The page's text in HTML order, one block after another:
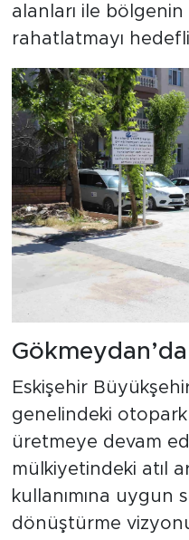
alanları ile
rahatlatmayı
Eskişehir
genelindeki
üretmeye devam
mülkiyetindeki atıl
kullanımına uygun
dönüştürme